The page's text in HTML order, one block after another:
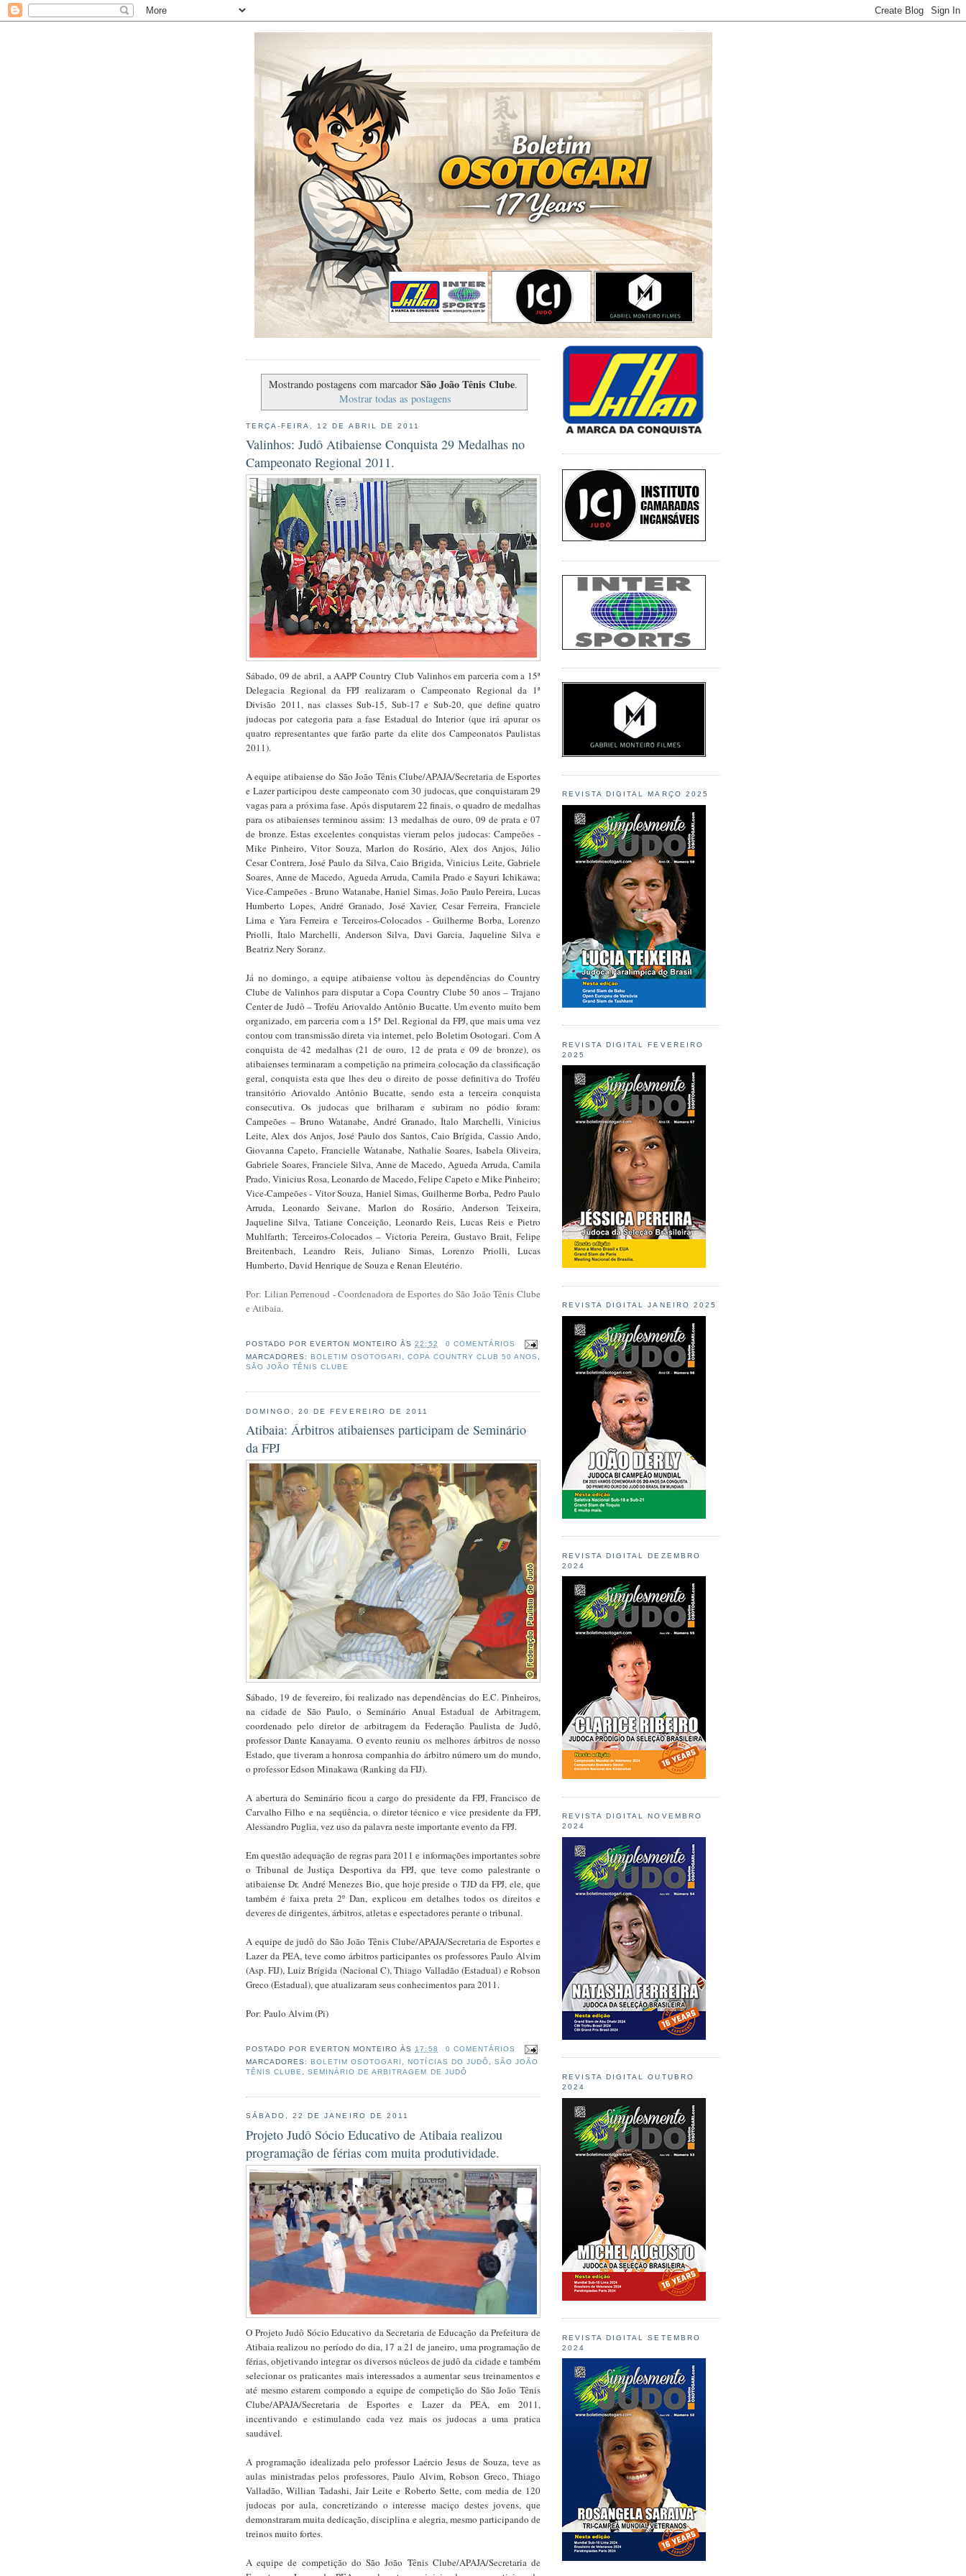
Mostrando postagens com marcador São João Tênis Clube.
Mostrar todas as postagens
TERÇA-FEIRA, 12 DE ABRIL DE 2011
Valinhos: Judô Atibaiense Conquista 29 Medalhas no
Campeonato Regional 2011.
Sábado, 09 de abril, a AAPP Country Club Valinhos em parceria com a 15ª
Delegacia Regional da FPJ realizaram o Campeonato Regional da 1ª
Divisão 2011, nas classes Sub-15, Sub-17 e Sub-20, que define quatro
judocas por categoria para a fase Estadual do Interior (que irá apurar os
quatro representantes que farão parte da elite dos Campeonatos Paulistas
2011).
A equipe atibaiense do São João Tênis Clube/APAJA/Secretaria de Esportes
e Lazer participou deste campeonato com 30 judocas, que conquistaram 29
vagas para a próxima fase. Após disputarem 22 finais, o quadro de medalhas
para os atibaienses terminou assim: 13 medalhas de ouro, 09 de prata e 07
de bronze. Estas excelentes conquistas vieram pelos judocas: Campeões -
Mike Pinheiro, Vitor Souza, Marlon do Rosário, Alex dos Anjos, Júlio
Cesar Contrera, José Paulo da Silva, Caio Brigida, Vinicius Leite, Gabriele
Soares, Anne de Macedo, Agueda Arruda, Camila Prado e Sayuri Ichikawa;
Vice-Campeões - Bruno Watanabe, Haniel Simas, João Paulo Pereira, Lucas
Humberto Lopes, André Granado, José Xavier, Cesar Ferreira, Franciele
Lima e Yara Ferreira e Terceiros-Colocados - Guilherme Borba, Lorenzo
Priolli, Ítalo Marchelli, Anderson Silva, Davi Garcia, Jaqueline Silva e
Beatriz Nery Soranz.
Já no domingo, a equipe atibaiense voltou às dependências do Country
Clube de Valinhos para disputar a Copa Country Clube 50 anos – Trajano
Center de Judô – Troféu Ariovaldo Antônio Bucatte. Um evento muito bem
organizado, em parceria com a 15ª Del. Regional da FPJ, que mais uma vez
contou com transmissão direta via internet, pelo Boletim Osotogari. Com A
conquista de 42 medalhas (21 de ouro, 12 de prata e 09 de bronze), os
atibaienses terminaram a competição na primeira colocação da classificação
geral, conquista esta que lhes deu o direito de posse definitiva do Troféu
transitório Ariovaldo Antônio Bucatte, sendo esta a terceira conquista
consecutiva. Os judocas que brilharam e subiram no pódio foram:
Campeões – Bruno Watanabe, André Granado, Ítalo Marchelli, Vinicius
Leite, Alex dos Anjos, José Paulo dos Santos, Caio Brígida, Cassio Ando,
Giovanna Capeto, Francielle Watanabe, Nathalie Soares, Isabela Oliveira,
Gabriele Soares, Franciele Silva, Anne de Macedo, Agueda Arruda, Camila
Prado, Vinicius Rosa, Leonardo de Macedo, Felipe Capeto e Mike Pinheiro;
Vice-Campeões - Vitor Souza, Haniel Simas, Guilherme Borba, Pedro Paulo
Arruda, Leonardo Seivane, Marlon do Rosário, Anderson Teixeira,
Jaqueline Silva, Tatiane Conceição, Leonardo Reis, Lucas Reis e Pietro
Muhlfarth; Terceiros-Colocados – Victoria Pereira, Gustavo Brait, Felipe
Breitenbach, Leandro Reis, Juliano Simas, Lorenzo Priolli, Lucas
Humberto, David Henrique de Souza e Renan Eleutério.
Por: Lilian Perrenoud - Coordenadora de Esportes do São João Tênis Clube
e Atibaia.
POSTADO POREVERTON MONTEIRO ÀS22:52
0 COMENTÁRIOS
MARCADORES:BOLETIM OSOTOGARI ,COPA COUNTRY CLUB 50 ANOS
SÃO JOÃO TÊNIS CLUBE
DOMINGO, 20 DE FEVEREIRO DE 2011
Atibaia: Árbitros atibaienses participam de Seminário
da FPJ
Sábado, 19 de fevereiro, foi realizado nas dependências do E.C. Pinheiros,
na cidade de São Paulo, o Seminário Anual Estadual de Arbitragem,
coordenado pelo diretor de arbitragem da Federação Paulista de Judô,
professor Dante Kanayama. O evento reuniu os melhores árbitros de nosso
Estado, que tiveram a honrosa companhia do árbitro número um do mundo,
o professor Edson Minakawa (Ranking da FIJ).
A abertura do Seminário ficou a cargo do presidente da FPJ, Francisco de
Carvalho Filho e na seqüência, o diretor técnico e vice presidente da FPJ,
Alessandro Puglia, vez uso da palavra neste importante evento da FPJ.
Em questão adequação de regras para 2011 e informações importantes sobre
o Tribunal de Justiça Desportiva da FPJ, que teve como palestrante o
atibaiense Dr. André Menezes Bio, que hoje preside o TJD da FPJ, ele, que
também é faixa preta 2º Dan, explicou em detalhes todos os direitos e
deveres de dirigentes, árbitros, atletas e espectadores perante o tribunal.
A equipe de judô do São João Tênis Clube/APAJA/Secretaria de Esportes e
Lazer da PEA, teve como árbitros participantes os professores Paulo Alvim
(Asp. FIJ), Luiz Brígida (Nacional C), Thiago Valladão (Estadual) e Robson
Greco (Estadual), que atualizaram seus conhecimentos para 2011.
Por: Paulo Alvim (Pi)
POSTADO POREVERTON MONTEIRO ÀS 17:58
0 COMENTÁRIOS
MARCADORES:BOLETIM OSOTOGARI ,NOTÍCIAS DO JUDÔ
SÃO JOÃO
TÊNIS CLUBE
,SEMINÁRIO DE ARBITRAGEM DE JUDÔ
SÁBADO, 22 DE JANEIRO DE 2011
Projeto Judô Sócio Educativo de Atibaia realizou
programação de férias com muita produtividade.
O Projeto Judô Sócio Educativo da Secretaria de Educação da Prefeitura de
Atibaia realizou no período do dia, 17 a 21 de janeiro, uma programação de
férias, objetivando integrar os diversos núcleos de judô da cidade e também
selecionar os praticantes mais interessados a aumentar seus treinamentos e
até mesmo estarem compondo a equipe de competição do São João Tênis
Clube/APAJA/Secretaria de Esportes e Lazer da PEA, em 2011,
incentivando e estimulando cada vez mais os judocas a uma pratica
saudável.
A programação idealizada pelo professor Laércio Jesus de Souza, teve as
aulas ministradas pelos professores, Paulo Alvim, Robson Greco, Thiago
Valladão, Willian Tadashi, Jair Leite e Roberto Sette, com media de 120
judocas por aula, concretizando o interesse maciço destes jovens, que
demonstraram muita dedicação, disciplina e alegria, mesmo participando de
treinos muito fortes.
A equipe de competição do São João Tênis Clube/APAJA/Secretaria de
REVISTA DIGITAL MARÇO 2025
REVISTA DIGITAL FEVEREIRO
2025
REVISTA DIGITAL JANEIRO 2025
REVISTA DIGITAL DEZEMBRO
2024
REVISTA DIGITAL NOVEMBRO
2024
REVISTA DIGITAL OUTUBRO
2024
REVISTA DIGITAL SETEMBRO
2024